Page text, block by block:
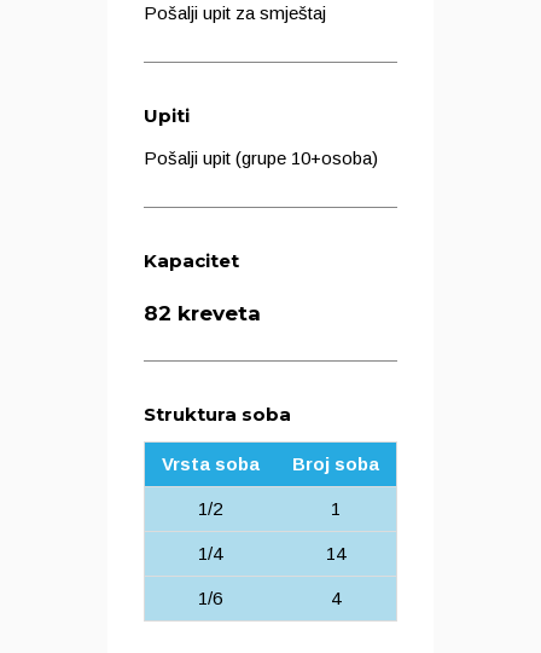
Pošalji upit za smještaj
Upiti
Pošalji upit (grupe 10+osoba)
Kapacitet
82 kreveta
Struktura soba
Vrsta soba Broj soba
1/2 1
1/4 14
1/6 4